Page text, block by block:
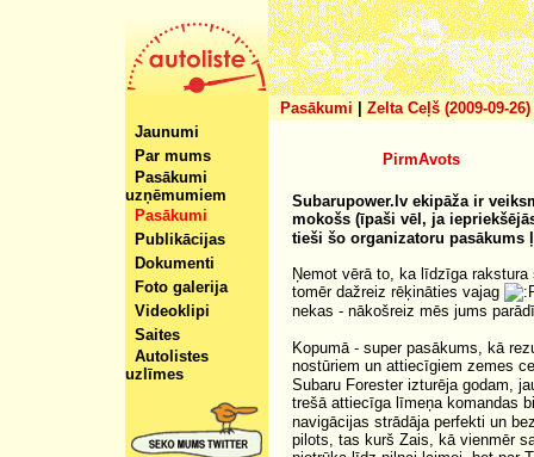
Pasākumi Zelta Ceļš (2009-09-26)
Jaunumi
Par mums
Pasākumi
uzņēmumiem
Pasākumi
Publikācijas
Dokumenti
Foto galerija
Videoklipi
Saites
Autolistes
uzlīmes
PirmAvots
Subarupower.lv ekipāža ir
mokošs (īpaši vēl, ja
tieši šo organizatoru pasākums
Ņemot vērā to, ka līdzīga
tomēr dažreiz rēķināties vajag
nekas - nākošreiz mēs jums
Kopumā - super pasākums, kā
nostūriem un attiecīgiem zemes
Subaru Forester izturēja godam,
trešā attiecīga līmeņa komandas
navigācijas strādāja perfekti un
pilots, tas kurš Zais, kā vienmēr